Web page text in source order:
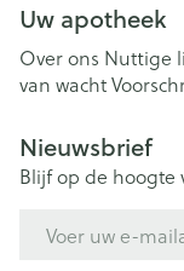
Uw apotheek
Over ons Nuttige
van wacht
Nieuwsbrief
Blijf op de hoogte